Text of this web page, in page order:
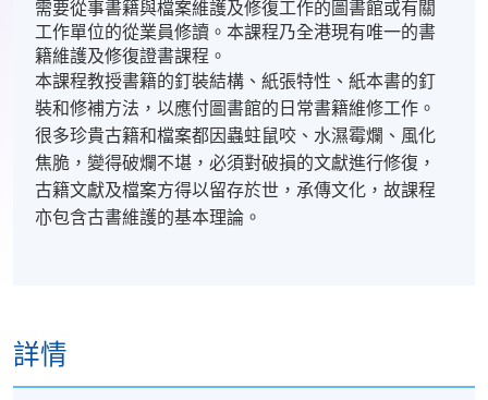
需要從事書籍與檔案維護及修復工作的圖書館或有關
工作單位的從業員修讀。本課程乃全港現有唯一的書
籍維護及修復證書課程。
本課程教授書籍的釘裝結構、紙張特性、紙本書的釘
裝和修補方法，以應付圖書館的日常書籍維修工作。
很多珍貴古籍和檔案都因蟲蛀鼠咬、水濕霉爛、風化
焦脆，變得破爛不堪，必須對破損的文獻進行修復，
古籍文獻及檔案方得以留存於世，承傳文化，故課程
亦包含古書維護的基本理論。
詳情